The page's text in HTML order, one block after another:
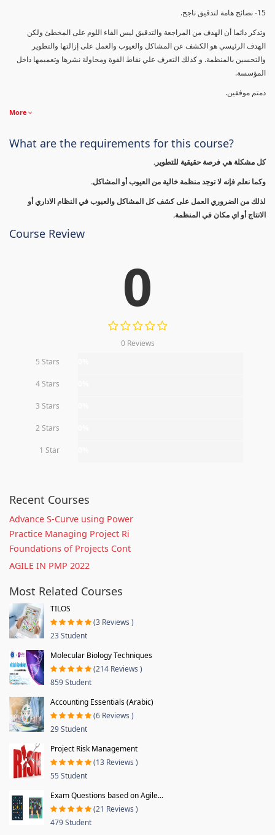
15- نصائح هامة لتدقيق ناجح.
وتذكر دائما أن الهدف من المراجعة والتدقيق ليس القاء اللوم على المخطئ ولكن
الهدف الرئيسي هو الكشف عن المشاكل والعيوب والعمل على إزالتها والتطوير
والتحسين بالمنظمة. و كذلك التعرف علي نقاط القوة ومحاولة نشرها وتعميمها داخل
المؤسسة.
دمتم موفقين.
More
What are the requirements for this course?
كل مشكلة هي فرصة حقيقية للتطوير.
وكما نعلم فإنه لا توجد منظمة خالية من العيوب أو المشاكل.
لذلك من الضروري العمل على كشف كل المشاكل والعيوب في النظام الاداري أو
الانتاج أو اي مكان في المنظمة.
Course Review
0
0 Reviews
5 Stars
4 Stars
3 Stars
2 Stars
1 Star
Recent Courses
Advance S-Curve using Power
Practice Managing Project Ri
Foundations of Projects Cont
AGILE IN PMP 2022
Most Related Courses
TILOS
(3 Reviews )
23 Student
Molecular Biology Techniques
(214 Reviews )
859 Student
Accounting Essentials (Arabic)
(6 Reviews )
29 Student
Project Risk Management
(13 Reviews )
55 Student
Exam Questions based on Agile...
(21 Reviews )
479 Student